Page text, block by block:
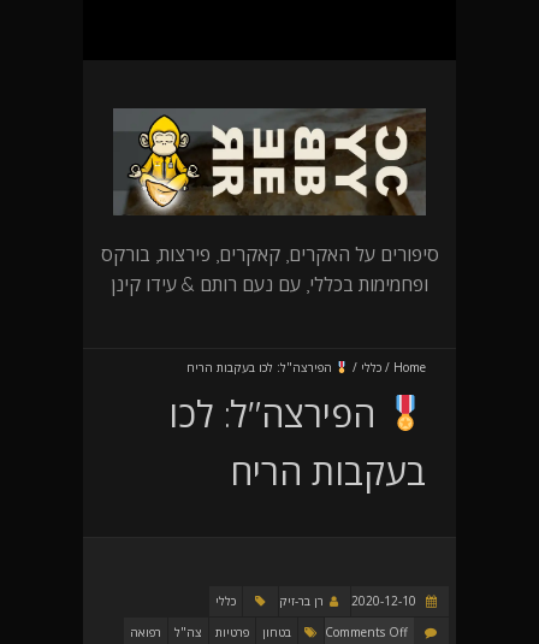
סיפורים על האקרים, קאקרים, פירצות, בורקס
ופחמימות בכללי, עם נעם רותם & עידו קינן
Home
/ כללי / הפירצה"ל: לכו בעקבות הריח
הפירצה"ל: לכו
בעקבות הריח
רן בר-זיק
כללי
Comments Off
בטחון פרטיות צה"ל רפואה